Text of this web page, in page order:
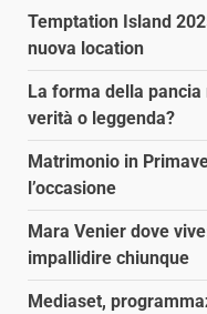
Temptation Island
nuova location
La forma della
verità o leggenda?
Matrimonio in
l’occasione
Mara Venier dove
impallidire chiunque
Mediaset,